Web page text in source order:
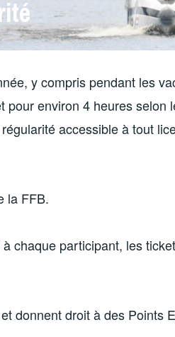
y compris pendant les
environ 4 heures selon
accessible à tout
la FFB.
chaque participant, les
donnent droit à des Points